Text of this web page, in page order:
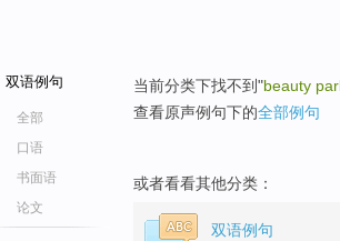
双语例句
全部
口语
书面语
论文
当前分类下找不到"beauty
查看原声例句下的全部例句
或者看看其他分类：
双语例句